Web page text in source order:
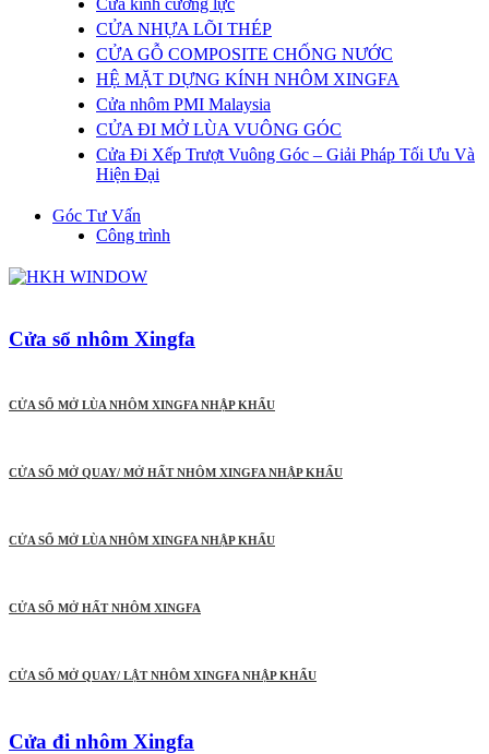
Cửa kính cường lực
CỬA NHỰA LÕI THÉP
CỬA GỖ COMPOSITE CHỐNG NƯỚC
HỆ MẶT DỰNG KÍNH NHÔM XINGFA
Cửa nhôm PMI Malaysia
CỬA ĐI MỞ LÙA VUÔNG GÓC
Cửa Đi Xếp Trượt Vuông Góc – Giải Pháp Tối Ưu Và
Hiện Đại
Góc Tư Vấn
Công trình
Cửa sổ nhôm Xingfa
CỬA SỔ MỞ LÙA NHÔM XINGFA NHẬP KHẨU
CỬA SỔ MỞ QUAY/ MỞ HẤT NHÔM XINGFA NHẬP KHẨU
CỬA SỔ MỞ LÙA NHÔM XINGFA NHẬP KHẨU
CỬA SỔ MỞ HẤT NHÔM XINGFA
CỬA SỔ MỞ QUAY/ LẬT NHÔM XINGFA NHẬP KHẨU
Cửa đi nhôm Xingfa